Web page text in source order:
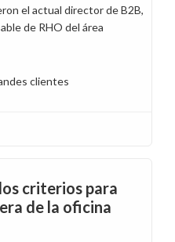
el actual director de B2B,
de RHO del área
clientes
criterios para
de la oficina